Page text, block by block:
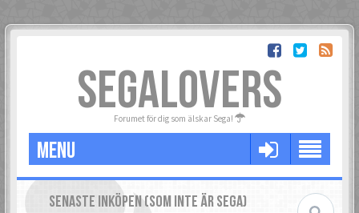
SEGALOVERS
Forumet för dig som älskar Sega!
MENU
SENASTE INKÖPEN (SOM INTE ÄR SEGA)